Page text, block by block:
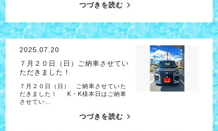
つづきを読む
2025.07.20
７月２０日（日）ご納車させてい
ただきました！
７月２０日（日） ご納車させていた
だきました！ K・K様本日はご納車
させてい…
つづきを読む